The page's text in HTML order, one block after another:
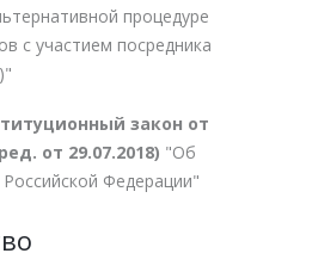
процедуре
с участием посредника
закон от
от 29.07.2018) "Об
Федерации"